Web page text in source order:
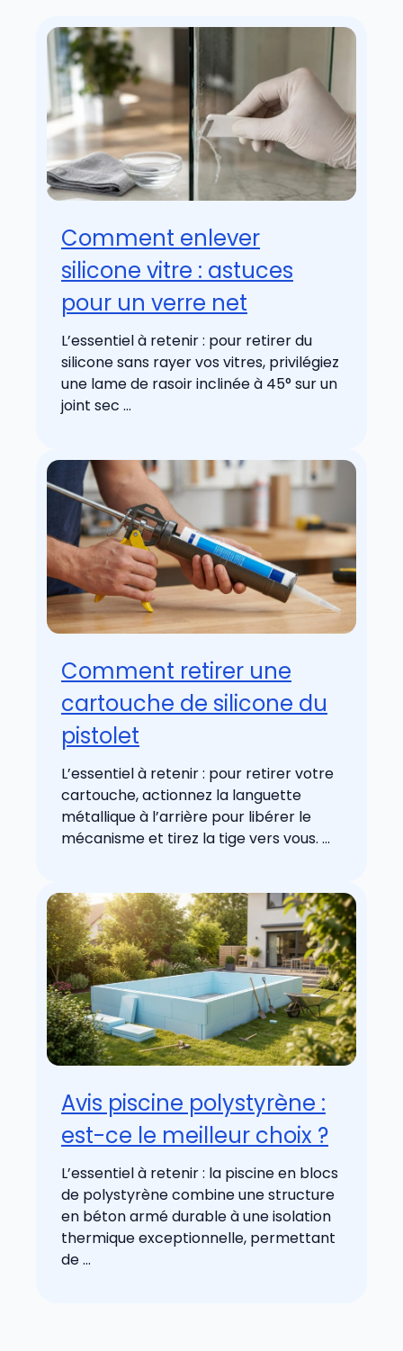
Comment enlever
silicone vitre : astuces
pour un verre net
L’essentiel à retenir : pour retirer du
silicone sans rayer vos vitres, privilégiez
une lame de rasoir inclinée à 45° sur un
joint sec ...
Comment retirer une
cartouche de silicone du
pistolet
L’essentiel à retenir : pour retirer votre
cartouche, actionnez la languette
métallique à l’arrière pour libérer le
mécanisme et tirez la tige vers vous. ...
Avis piscine polystyrène :
est-ce le meilleur choix ?
L’essentiel à retenir : la piscine en blocs
de polystyrène combine une structure
en béton armé durable à une isolation
thermique exceptionnelle, permettant
de ...